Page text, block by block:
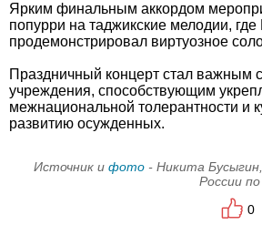
Ярким финальным аккордом
попурри на таджикские мелодии,
продемонстрировал виртуозное
Праздничный концерт стал важным
учреждения, способствующим
межнациональной толерантности и
развитию осужденных.
Источник и фото - Никита
России
0